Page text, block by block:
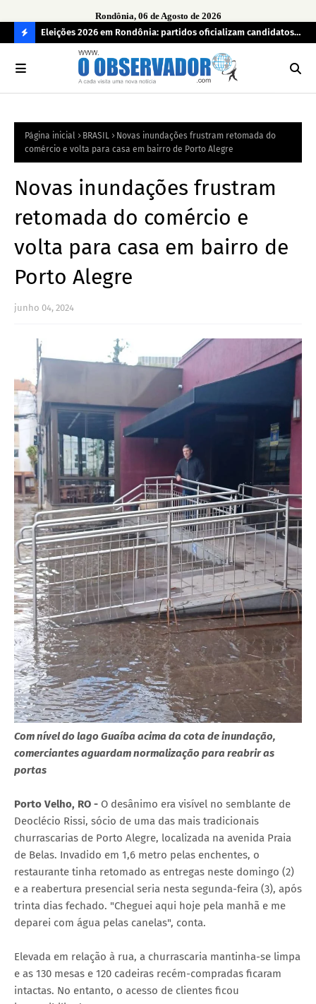
Rondônia, 06 de Agosto de 2026
O
R
Eleições 2026 em Rondônia: partidos oficializam candidatos a
deputado estadual, partidos não conseguem formar chapas
completas
Página inicial BRASIL
Novas inundações frustram retomada do
comércio e volta para casa em bairro de Porto Alegre
Novas inundações frustram
retomada do comércio e
volta para casa em bairro de
Porto Alegre
junho 04, 2024
Com nível do lago Guaíba acima da cota de inundação,
comerciantes aguardam normalização para reabrir as
portas
Porto Velho, RO - O desânimo era visível no semblante de
Deoclécio Rissi, sócio de uma das mais tradicionais
churrascarias de Porto Alegre, localizada na avenida Praia
de Belas. Invadido em 1,6 metro pelas enchentes, o
restaurante tinha retomado as entregas neste domingo (2)
e a reabertura presencial seria nesta segunda-feira (3), após
trinta dias fechado. "Cheguei aqui hoje pela manhã e me
deparei com água pelas canelas", conta.
Elevada em relação à rua, a churrascaria mantinha-se limpa
e as 130 mesas e 120 cadeiras recém-compradas ficaram
intactas. No entanto, o acesso de clientes ficou